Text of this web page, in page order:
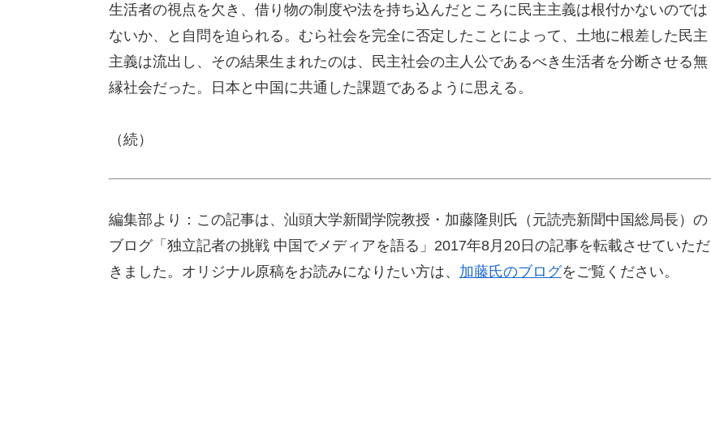
生活者の視点を欠き、借り物の制度や法を持ち込んだところに民主主義は根付かないのでは
ないか、と自問を迫られる。むら社会を完全に否定したことによって、土地に根差した民主
主義は流出し、その結果生まれたのは、民主社会の主人公であるべき生活者を分断させる無
縁社会だった。日本と中国に共通した課題であるように思える。
（続）
編集部より：この記事は、汕頭大学新聞学院教授・加藤隆則氏（元読売新聞中国総局長）の
ブログ「独立記者の挑戦 中国でメディアを語る」2017年8月20日の記事を転載させていただ
きました。オリジナル原稿をお読みになりたい方は、 加藤氏のブログをご覧ください。